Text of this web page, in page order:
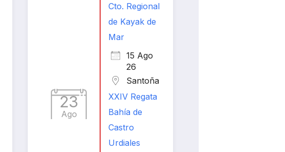
Cto. Regional
de Kayak de
Mar
15 Ago
26
Santoña
23
Ago
XXIV Regata
Bahía de
Castro
Urdiales